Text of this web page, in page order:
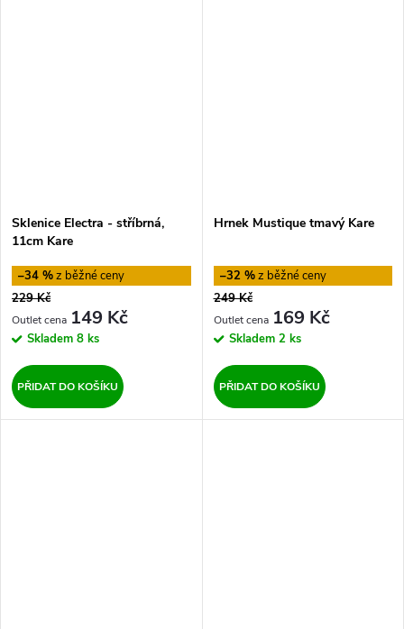
Sklenice Electra - stříbrná,
11cm Kare
–34 %
229 Kč
149 Kč
Skladem 8 ks
PŘIDAT DO KOŠÍKU
Hrnek Mustique tmavý Kare
–32 %
249 Kč
169 Kč
Skladem 2 ks
PŘIDAT DO KOŠÍKU